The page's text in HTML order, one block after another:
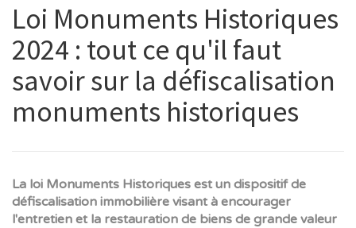
Loi Monuments Historiques
2024 : tout ce qu'il faut
savoir sur la défiscalisation
monuments historiques
La loi Monuments Historiques est un dispositif de
défiscalisation immobilière visant à encourager
l'entretien et la restauration de biens de grande valeur